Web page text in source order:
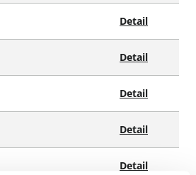
Detail
Detail
Detail
Detail
Detail